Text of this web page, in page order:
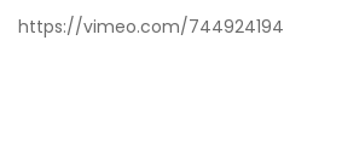
https://vimeo.com/744924194